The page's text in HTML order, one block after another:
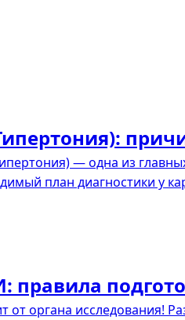
— одна из
план диагностики у
правила
от органа исследования!